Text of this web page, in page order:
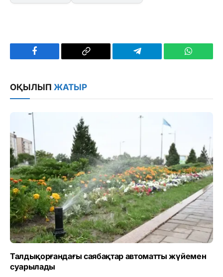
Facebook
Copy
Telegram
ОҚЫЛЫП ЖАТЫР
Талдықорғандағы саябақтар автоматты жүйемен
суарылады